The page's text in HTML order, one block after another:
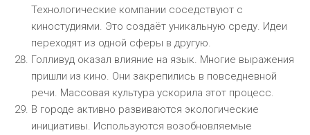
Технологические компании соседствуют с
киностудиями. Это создаёт уникальную среду. Идеи
переходят из одной сферы в другую.
Голливуд оказал влияние на язык. Многие выражения
пришли из кино. Они закрепились в повседневной
речи. Массовая культура ускорила этот процесс.
В городе активно развиваются экологические
инициативы. Используются возобновляемые